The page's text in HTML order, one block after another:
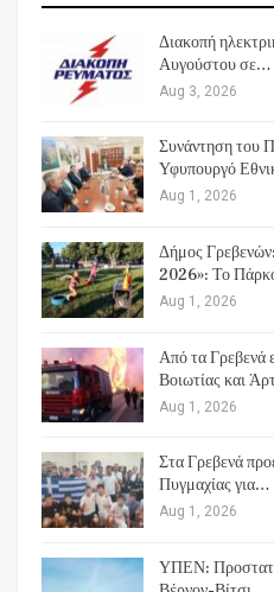
Διακοπή
Αυγούστου σε…
Aug 3, 2026
Συνάντηση του
Υφυπουργό
Aug 1, 2026
Δήμος
2026»: Το
Aug 1, 2026
Από τα Γρεβενά
Βοιωτίας και
Aug 1, 2026
Στα Γρεβενά
Πυγμαχίας για…
Aug 1, 2026
ΥΠΕΝ: